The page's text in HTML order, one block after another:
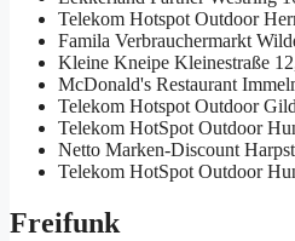
Telekom Hotspot Outdoor
Famila Verbrauchermarkt
Kleine Kneipe Kleinestraße
McDonald's Restaurant
Telekom Hotspot Outdoor
Telekom HotSpot Outdoor
Netto Marken-Discount
Telekom HotSpot Outdoor
Freifunk